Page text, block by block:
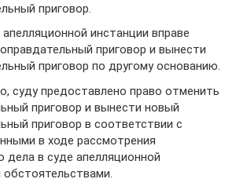
приговор.
инстанции вправе
приговор и вынести
приговор по другому основанию.
суду предоставлено право отменить
приговор и вынести новый
приговор в соответствии с
в ходе рассмотрения
дела в суде апелляционной